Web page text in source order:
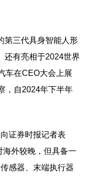
三代具身智能人形
还有亮相于2024世界
车在CEO大会上展
，自2024年下半年
证券时报记者表
海外较晚，但具备一
感器、末端执行器